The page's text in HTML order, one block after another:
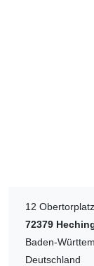
12 Obertorplatz
72379
Baden-
Deutschland